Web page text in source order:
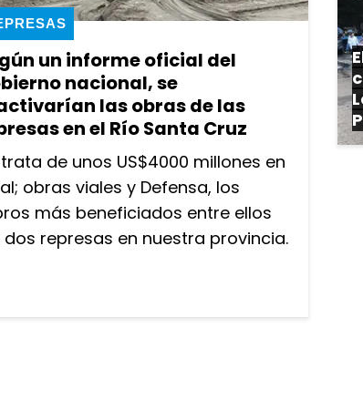
un informe oficial del
nacional, se
las obras de las
en el Río Santa Cruz
de unos US$4000 millones en
obras viales y Defensa, los
más beneficiados entre ellos
dos represas en nuestra provincia.